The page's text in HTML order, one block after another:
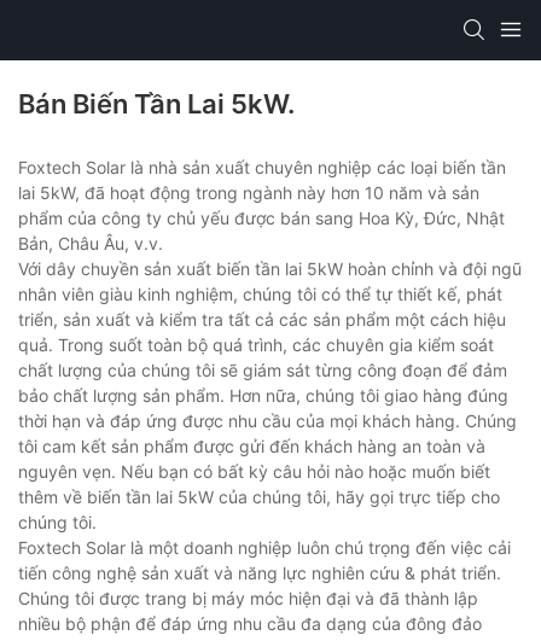
Bán Biến Tần Lai 5kW.
Foxtech Solar là nhà sản xuất chuyên nghiệp các loại biến tần
lai 5kW, đã hoạt động trong ngành này hơn 10 năm và sản
phẩm của công ty chủ yếu được bán sang Hoa Kỳ, Đức, Nhật
Bản, Châu Âu, v.v.
Với dây chuyền sản xuất biến tần lai 5kW hoàn chỉnh và đội ngũ
nhân viên giàu kinh nghiệm, chúng tôi có thể tự thiết kế, phát
triển, sản xuất và kiểm tra tất cả các sản phẩm một cách hiệu
quả. Trong suốt toàn bộ quá trình, các chuyên gia kiểm soát
chất lượng của chúng tôi sẽ giám sát từng công đoạn để đảm
bảo chất lượng sản phẩm. Hơn nữa, chúng tôi giao hàng đúng
thời hạn và đáp ứng được nhu cầu của mọi khách hàng. Chúng
tôi cam kết sản phẩm được gửi đến khách hàng an toàn và
nguyên vẹn. Nếu bạn có bất kỳ câu hỏi nào hoặc muốn biết
thêm về biến tần lai 5kW của chúng tôi, hãy gọi trực tiếp cho
chúng tôi.
Foxtech Solar là một doanh nghiệp luôn chú trọng đến việc cải
tiến công nghệ sản xuất và năng lực nghiên cứu & phát triển.
Chúng tôi được trang bị máy móc hiện đại và đã thành lập
nhiều bộ phận để đáp ứng nhu cầu đa dạng của đông đảo